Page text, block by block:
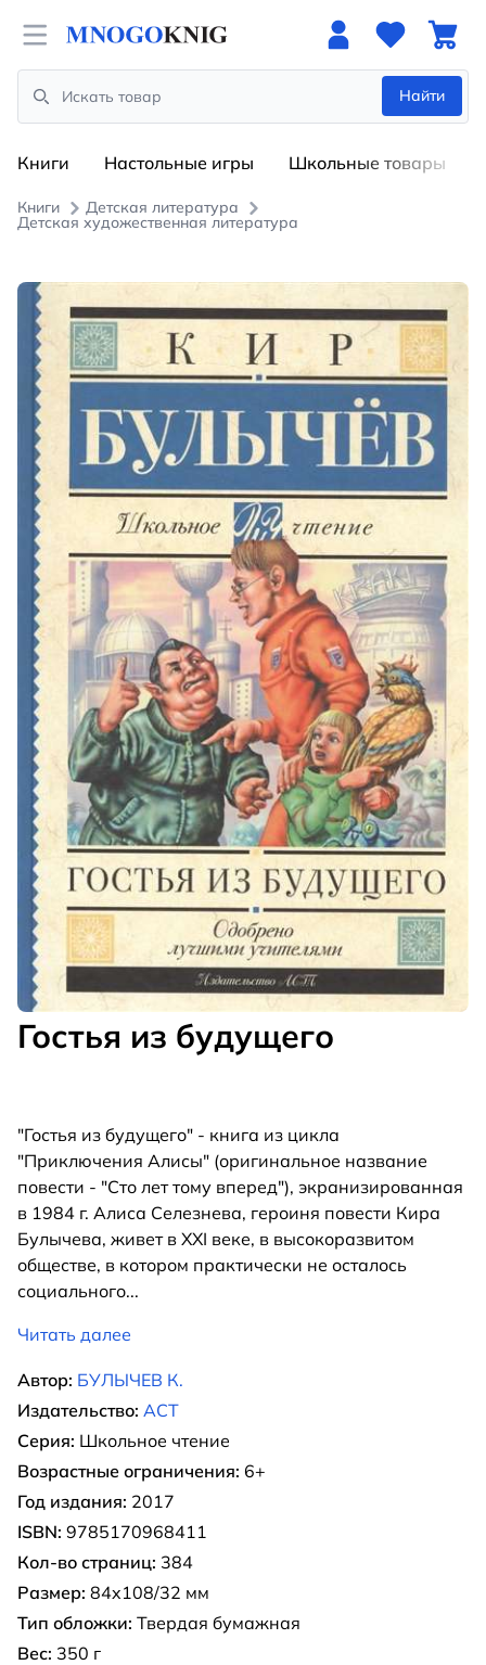
Open menu
Search
Найти
Книги Настольные игры Школьные товары
Книги Детская литература
Детская художественная литература
Гостья из будущего
"Гостья из будущего" - книга из цикла
"Приключения Алисы" (оригинальное название
повести - "Сто лет тому вперед"), экранизированная
в 1984 г. Алиса Селезнева, героиня повести Кира
Булычева, живет в XXI веке, в высокоразвитом
обществе, в котором практически не осталось
социального...
Читать далее
Автор: БУЛЫЧЕВ К.
Издательство: АСТ
Серия: Школьное чтение
Возрастные ограничения: 6+
Год издания: 2017
ISBN: 9785170968411
Кол-во страниц: 384
Размер: 84x108/32 мм
Тип обложки: Твердая бумажная
Вес: 350 г